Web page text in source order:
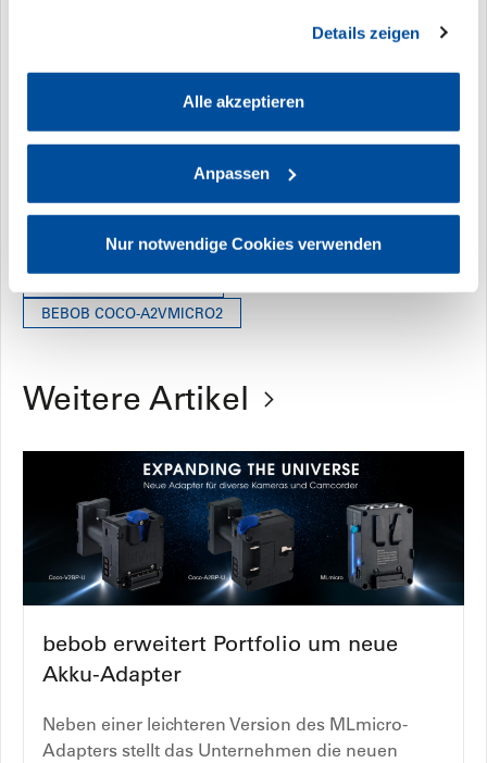
Cookies, wenn Sie unsere Webseite weiterhin nutzen.
Details zeigen
Alle akzeptieren
Anpassen
Nur notwendige Cookies verwenden
Vmicro2 und den Coco-Amicro2 liegt bei 990 Euro.
Folgende Produkte sind derzeit
BEBOB COCO-VMICRO2
BEBOB COCO-A2VMICRO2
Weitere Artikel
bebob erweitert Portfolio um neue
Akku-Adapter
Neben einer leichteren Version des MLmicro-
Adapters stellt das Unternehmen die neuen